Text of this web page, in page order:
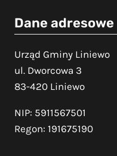
Dane adresowe
Urząd Gminy Liniewo
ul. Dworcowa 3
83-420 Liniewo
NIP: 5911567501
Regon: 191675190